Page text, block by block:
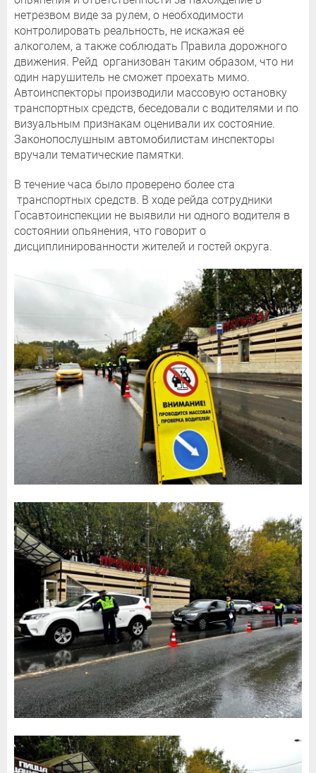
нетрезвом виде за рулем, о необходимости
контролировать реальность, не искажая её
алкоголем, а также соблюдать Правила дорожного
движения. Рейд организован таким образом, что ни
один нарушитель не сможет проехать мимо.
Автоинспекторы производили массовую остановку
транспортных средств, беседовали с водителями и по
визуальным признакам оценивали их состояние.
Законопослушным автомобилистам инспекторы
вручали тематические памятки.
В течение часа было проверено более ста
транспортных средств. В ходе рейда сотрудники
Госавтоинспекции не выявили ни одного водителя в
состоянии опьянения, что говорит о
дисциплинированности жителей и гостей округа.